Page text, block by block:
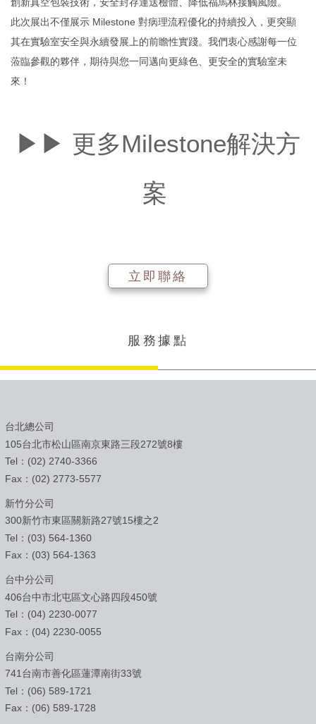
創新真空包裝技術，安全封存運送檢體、降低福馬林接觸風險。
此次展出不僅展示 Milestone 對病理流程優化的持續投入，更突顯
其在實驗室安全與永續發展上的前瞻性實踐。我們衷心感謝每一位
蒞臨參觀的夥伴，期待與您一同邁向更綠色、更安全的實驗室未
來！
▶▶ 更多Milestone解決方
案
立即聯絡
服務據點
台北總公司
105台北市松山區南京東路三段272號8樓
Tel：(02) 2740-3366
Fax：(02) 2773-5577
新竹分公司
300新竹市東區關新路27號15樓之2
Tel：(03) 564-1360
Fax：(03) 564-1363
台中分公司
406台中市北屯區文心路四段450號
Tel：(04) 2230-0077
Fax：(04) 2230-0055
台南分公司
741台南市善化區蓮潭南街33號
Tel：(06) 589-1721
Fax：(06) 589-1728